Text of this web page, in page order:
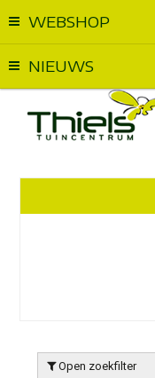
WEBSHOP
NIEUWS
Open zoekfilter